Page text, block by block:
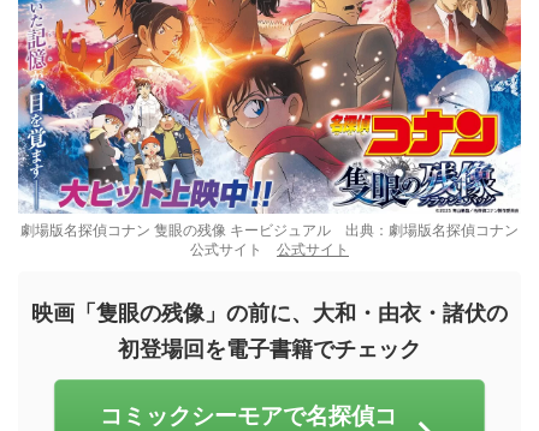
劇場版名探偵コナン 隻眼の残像 キービジュアル 出典：劇場版名探偵コナン
公式サイト 公式サイト
映画「隻眼の残像」の前に、大和・由衣・諸伏の
初登場回を電子書籍でチェック
コミックシーモアで名探偵コ